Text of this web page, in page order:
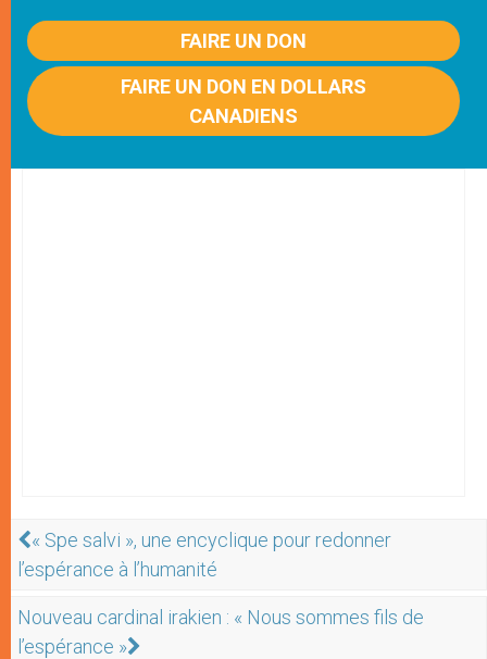
FAIRE UN DON
FAIRE UN DON EN DOLLARS
CANADIENS
« Spe salvi », une encyclique pour redonner
l’espérance à l’humanité
Nouveau cardinal irakien : « Nous sommes fils de
l’espérance »